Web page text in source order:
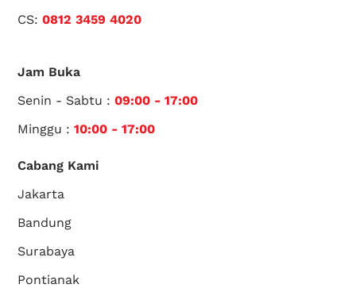
CS:0812 3459 4020
Jam Buka
Senin - Sabtu :09:00 - 17:00
Minggu :10:00 - 17:00
Cabang Kami
Jakarta
Bandung
Surabaya
Pontianak